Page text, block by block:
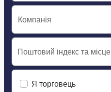
Компанія
Поштовий індекс та місце
Я торговець